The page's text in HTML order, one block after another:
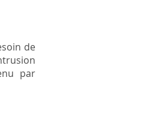
de
par